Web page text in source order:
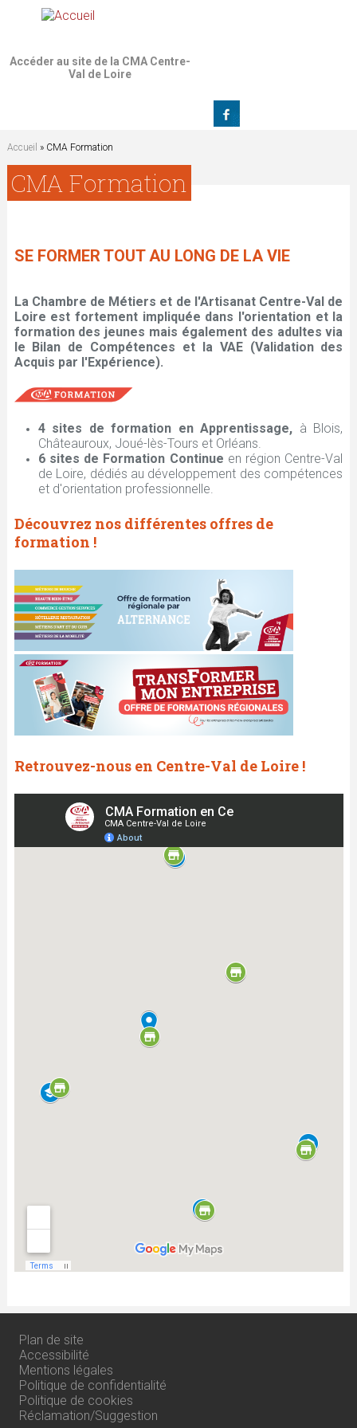
Accéder au site de la CMA Centre-
Val de Loire
V
o
u
ê
e
Accueil » CMA Formation
CMA Formation
SE FORMER TOUT AU LONG DE LA VIE
La Chambre de Métiers et de l'Artisanat Centre-Val de
Loire est fortement impliquée dans l'orientation et la
formation des jeunes mais également des adultes via
le Bilan de Compétences et la VAE (Validation des
Acquis par l'Expérience).
4 sites de formation en Apprentissage, à Blois,
Châteauroux, Joué-lès-Tours et Orléans.
6 sites de Formation Continue en région Centre-Val
de Loire, dédiés au développement des compétences
et d'orientation professionnelle.
Découvrez nos différentes offres de
formation !
Retrouvez-nous en Centre-Val de Loire !
Plan de site
Accessibilité
Mentions légales
Politique de confidentialité
Politique de cookies
Réclamation/Suggestion